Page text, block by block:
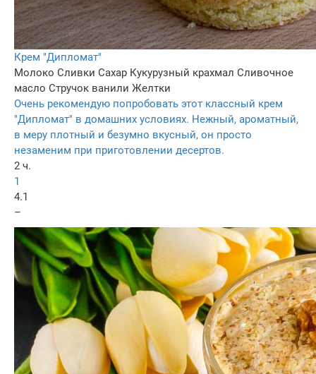
Крем "Дипломат"
Молоко Сливки Сахар Кукурузный крахмал Сливочное
масло Стручок ванили Желтки
Очень рекомендую попробовать этот классный крем
"Дипломат" в домашних условиях. Нежный, ароматный,
в меру плотный и безумно вкусный, он просто
незаменим при приготовлении десертов.
2 ч.
1
4.1
–